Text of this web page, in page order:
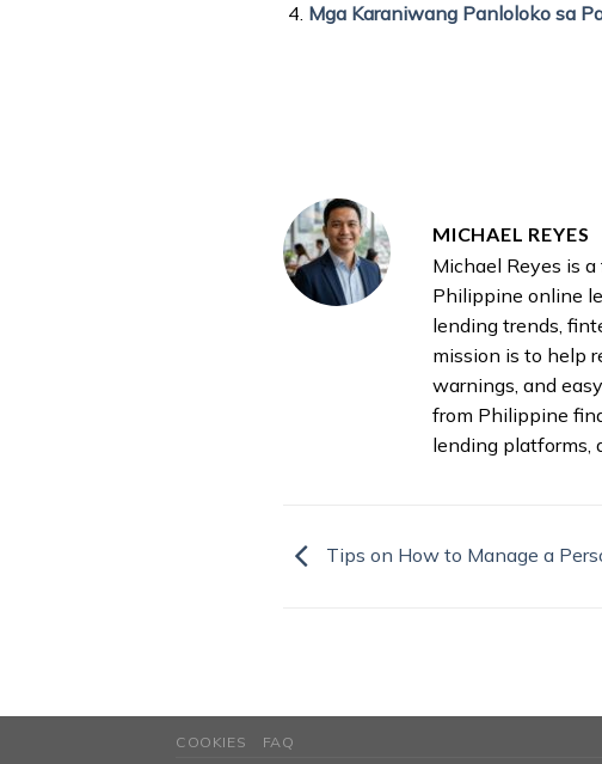
Mga Karaniwang Panloloko sa
MICHAEL REYES
Michael Reyes is
Philippine online
lending trends,
mission is to help
warnings, and
from Philippine
lending platforms,
Tips on How to Manage a
COOKIES FAQ